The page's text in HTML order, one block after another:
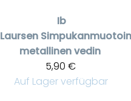
Ib
Laursen
metallinen vedin
5,90 €
Auf Lager verfügbar